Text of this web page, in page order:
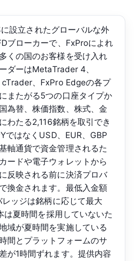
設立されたグローバルな外
ブローカーで、FxProによれ
くの国のお客様を受け入れ
ダーはMetaTrader 4、
、FxPro Edgeの各プ
またがる5つの口座タイプか
為替、株価指数、株式、金
わたる2,116銘柄を取引でき
ではなくUSD、EUR、GBP
軸通貨で資金管理されるた
ードや電子ウォレットから
反映される前に決済プロバ
換金されます。最低入金額
ッジは銘柄に応じて最大
は夏時間を採用していないた
域が夏時間を実施している
間とプラットフォームのサ
が1時間ずれます。提供内容